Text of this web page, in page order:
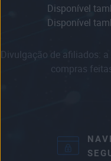
Disponível
Disponível
Divulgação de afiliados: a
compras